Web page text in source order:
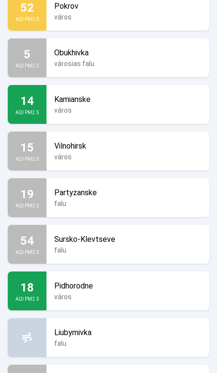
52
AQI PM2.5
Pokrov
város
5
AQI PM2.5
Obukhivka
városias falu
14
AQI PM2.5
Kamianske
város
15
AQI PM2.5
Vilnohirsk
város
19
AQI PM2.5
Partyzanske
falu
54
AQI PM2.5
Sursko-Klevtseve
falu
18
AQI PM2.5
Pidhorodne
város
Liubymivka
falu